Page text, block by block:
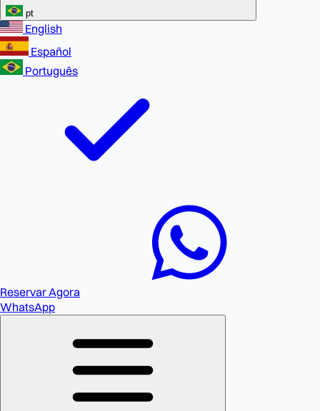
pt
English
Español
Português
Reservar Agora
WhatsApp